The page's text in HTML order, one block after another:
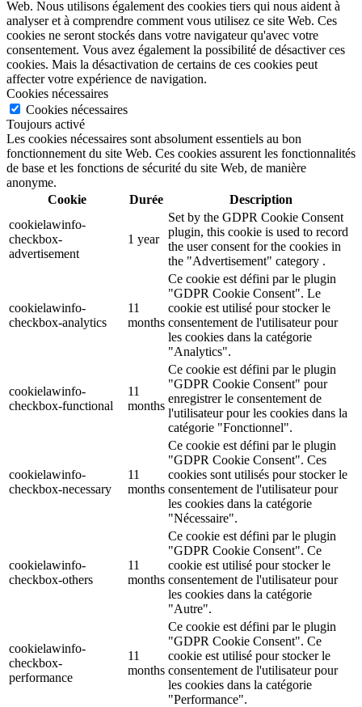
Web. Nous utilisons également des cookies tiers qui nous aident à
analyser et à comprendre comment vous utilisez ce site Web. Ces
cookies ne seront stockés dans votre navigateur qu'avec votre
consentement. Vous avez également la possibilité de désactiver ces
cookies. Mais la désactivation de certains de ces cookies peut
affecter votre expérience de navigation.
Cookies nécessaires
Cookies nécessaires
Toujours activé
Les cookies nécessaires sont absolument essentiels au bon
fonctionnement du site Web. Ces cookies assurent les fonctionnalités
de base et les fonctions de sécurité du site Web, de manière
anonyme.
Cookie
Durée
Description
cookielawinfo-
checkbox-
advertisement
1 year
Set by the GDPR Cookie Consent
plugin, this cookie is used to record
the user consent for the cookies in
the "Advertisement" category .
cookielawinfo-
checkbox-analytics
11
months
Ce cookie est défini par le plugin
"GDPR Cookie Consent". Le
cookie est utilisé pour stocker le
consentement de l'utilisateur pour
les cookies dans la catégorie
"Analytics".
cookielawinfo-
checkbox-functional
11
months
Ce cookie est défini par le plugin
"GDPR Cookie Consent" pour
enregistrer le consentement de
l'utilisateur pour les cookies dans la
catégorie "Fonctionnel".
cookielawinfo-
checkbox-necessary
11
months
Ce cookie est défini par le plugin
"GDPR Cookie Consent". Ces
cookies sont utilisés pour stocker le
consentement de l'utilisateur pour
les cookies dans la catégorie
"Nécessaire".
cookielawinfo-
checkbox-others
11
months
Ce cookie est défini par le plugin
"GDPR Cookie Consent". Ce
cookie est utilisé pour stocker le
consentement de l'utilisateur pour
les cookies dans la catégorie
"Autre".
cookielawinfo-
checkbox-
performance
11
months
Ce cookie est défini par le plugin
"GDPR Cookie Consent". Ce
cookie est utilisé pour stocker le
consentement de l'utilisateur pour
les cookies dans la catégorie
"Performance".